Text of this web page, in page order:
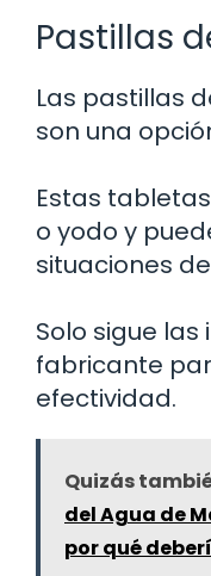
Pastillas
Las pastillas
son una
Estas
o yodo y
situaciones
Solo sigue
fabricante
efectividad.
Quizás
del Agua de
por qué